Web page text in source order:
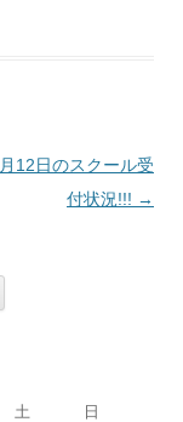
12日のスクール受
付状況!!! →
土
日